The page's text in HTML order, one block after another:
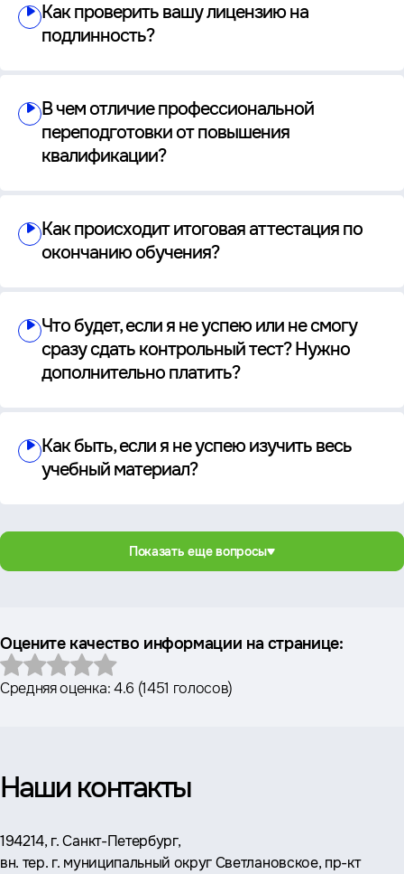
Как проверить вашу лицензию на
подлинность?
В чем отличие профессиональной
переподготовки от повышения
квалификации?
Как происходит итоговая аттестация по
окончанию обучения?
Что будет, если я не успею или не смогу
сразу сдать контрольный тест? Нужно
дополнительно платить?
Как быть, если я не успею изучить весь
учебный материал?
Показать еще вопросы
Оцените качество информации на странице:
Средняя оценка:4.6 (1451 голосов)
Наши контакты
Адрес:
194214, г. Санкт-Петербург,
вн. тер. г. муниципальный округ Светлановское, пр-кт